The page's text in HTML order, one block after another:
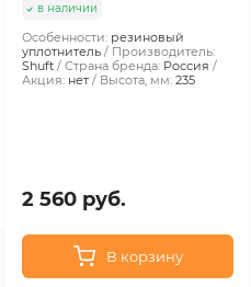
в наличии
Особенности: резиновый
уплотнитель
Производитель:
Shuft
Страна бренда: Россия
Акция: нет Высота, мм: 235
2 560 руб.
В корзину